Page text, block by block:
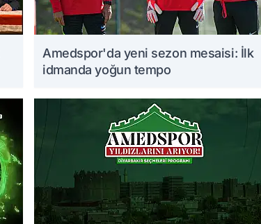
Amedspor'da yeni sezon mesaisi: İlk
idmanda yoğun tempo